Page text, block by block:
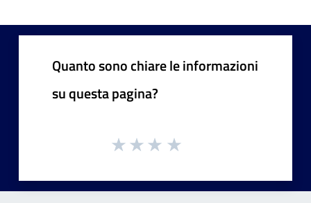
Quanto sono chiare le informazioni
su questa pagina?